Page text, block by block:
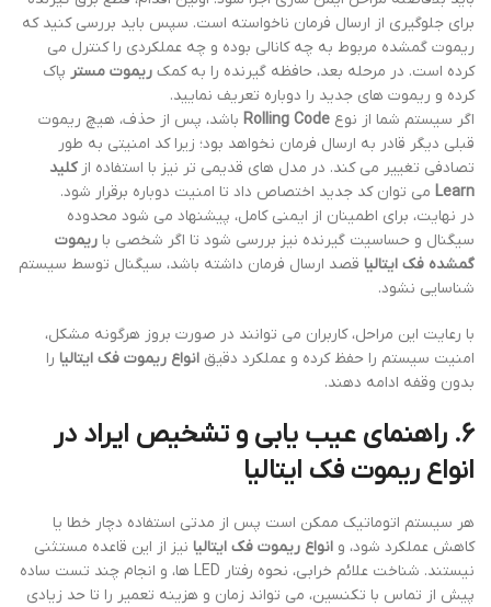
برای جلوگیری از ارسال فرمان ناخواسته است. سپس باید بررسی کنید که
ریموت گمشده مربوط به چه کانالی بوده و چه عملکردی را کنترل می
کرده است. در مرحله بعد، حافظه گیرنده را به کمک ریموت مستر پاک
کرده و ریموت های جدید را دوباره تعریف نمایید.
اگر سیستم شما از نوع Rolling Code باشد، پس از حذف، هیچ ریموت
قبلی دیگر قادر به ارسال فرمان نخواهد بود؛ زیرا کد امنیتی به طور
تصادفی تغییر می کند. در مدل های قدیمی تر نیز با استفاده ازکلید
Learn می توان کد جدید اختصاص داد تا امنیت دوباره برقرار شود.
در نهایت، برای اطمینان از ایمنی کامل، پیشنهاد می شود محدوده
سیگنال و حساسیت گیرنده نیز بررسی شود تا اگر شخصی با ریموت
گمشده فک ایتالیا قصد ارسال فرمان داشته باشد، سیگنال توسط سیستم
شناسایی نشود.
با رعایت این مراحل، کاربران می توانند در صورت بروز هرگونه مشکل،
امنیت سیستم را حفظ کرده و عملکرد دقیق انواع ریموت فک ایتالیا را
بدون وقفه ادامه دهند.
6. راهنمای عیب یابی و تشخیص ایراد در
انواع ریموت فک ایتالیا
هر سیستم اتوماتیک ممکن است پس از مدتی استفاده دچار خطا یا
کاهش عملکرد شود، و انواع ریموت فک ایتالیا نیز از این قاعده مستثنی
نیستند. شناخت علائم خرابی، نحوه رفتار LED ها، و انجام چند تست ساده
پیش از تماس با تکنسین، می تواند زمان و هزینه تعمیر را تا حد زیادی